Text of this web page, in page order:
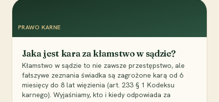
PRAWO KARNE
Jaka jest kara za kłamstwo w sądzie?
Kłamstwo w sądzie to nie zawsze przestępstwo, ale
fałszywe zeznania świadka są zagrożone karą od 6
miesięcy do 8 lat więzienia (art. 233 § 1 Kodeksu
karnego). Wyjaśniamy, kto i kiedy odpowiada za